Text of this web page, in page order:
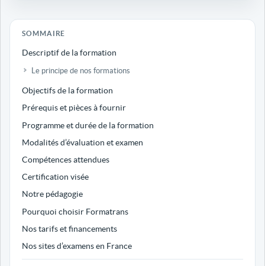
SOMMAIRE
Descriptif de la formation
Le principe de nos formations
Objectifs de la formation
Prérequis et pièces à fournir
Programme et durée de la formation
Modalités d’évaluation et examen
Compétences attendues
Certification visée
Notre pédagogie
Pourquoi choisir Formatrans
Nos tarifs et financements
Nos sites d’examens en France